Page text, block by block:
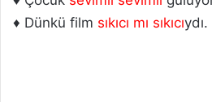
♦ Dünkü film sıkıcı mı sıkıcı